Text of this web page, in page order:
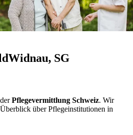
Widnau, SG
Pflegevermittlung Schweiz. Wir
über Pflegeinstitutionen in